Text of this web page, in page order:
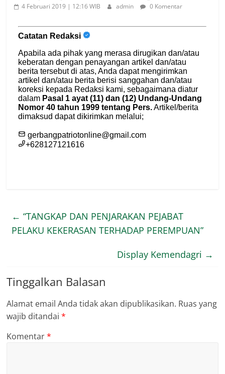
4 Februari 2019 | 12:16 WIB admin 0 Komentar
← “TANGKAP DAN PENJARAKAN PEJABAT
PELAKU KEKERASAN TERHADAP PEREMPUAN”
Display Kemendagri →
Tinggalkan Balasan
Alamat email Anda tidak akan dipublikasikan. Ruas yang
wajib ditandai*
Komentar*